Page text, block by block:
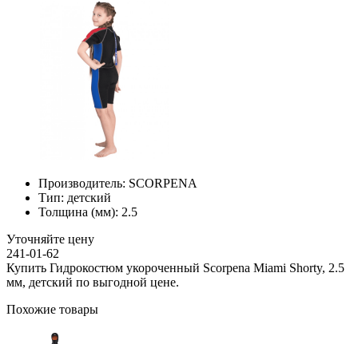
Производитель: SCORPENA
Тип: детский
Толщина (мм): 2.5
Уточняйте цену
241-01-62
Купить Гидрокостюм укороченный Scorpena Miami Shorty, 2.5
мм, детский по выгодной цене.
Похожие товары